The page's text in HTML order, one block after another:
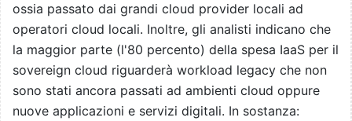
ossia passato dai grandi cloud provider locali ad
operatori cloud locali. Inoltre, gli analisti indicano che
la maggior parte (l'80 percento) della spesa IaaS per il
sovereign cloud riguarderà workload legacy che non
sono stati ancora passati ad ambienti cloud oppure
nuove applicazioni e servizi digitali. In sostanza: